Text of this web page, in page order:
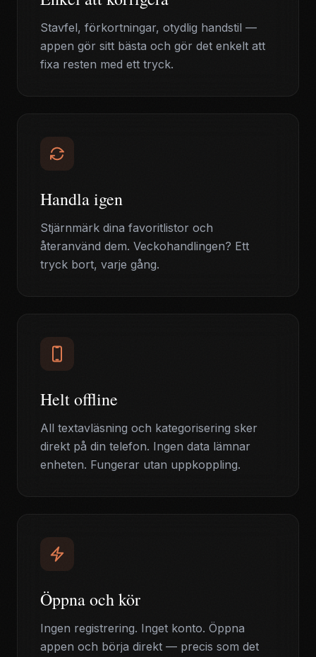
Stavfel, förkortningar, otydlig handstil —
appen gör sitt bästa och gör det enkelt att
fixa resten med ett tryck.
Handla igen
Stjärnmärk dina favoritlistor och
återanvänd dem. Veckohandlingen? Ett
tryck bort, varje gång.
Helt offline
All textavläsning och kategorisering sker
direkt på din telefon. Ingen data lämnar
enheten. Fungerar utan uppkoppling.
Öppna och kör
Ingen registrering. Inget konto. Öppna
appen och börja direkt — precis som det